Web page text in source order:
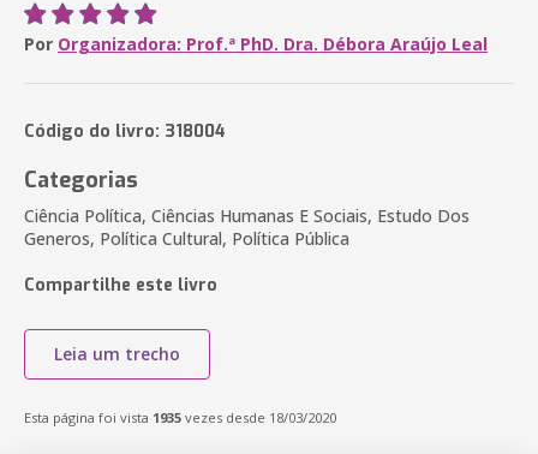
Por Organizadora: Prof.ª PhD. Dra. Débora Araújo Leal
Código do livro: 318004
Categorias
Ciência Política, Ciências Humanas E Sociais, Estudo Dos
Generos, Política Cultural, Política Pública
Compartilhe este livro
Leia um trecho
Esta página foi vista 1935 vezes desde 18/03/2020